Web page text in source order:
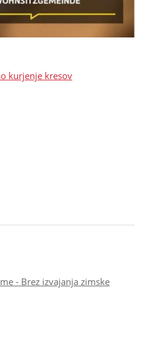
kurjenje kresov
- Brez izvajanja zimske